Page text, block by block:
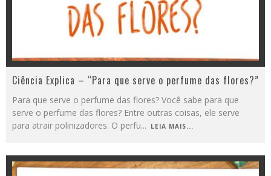
Ciência Explica – “Para que serve o perfume das flores?”
Para que serve o perfume das flores? Você sabe para que
serve o perfume das flores? Entre outras coisas, ele serve
para atrair polinizadores. O perfu... LEIA MAIS...